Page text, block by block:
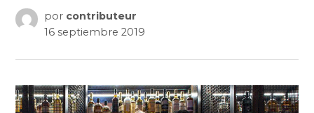
por contributeur
16 septiembre 2019